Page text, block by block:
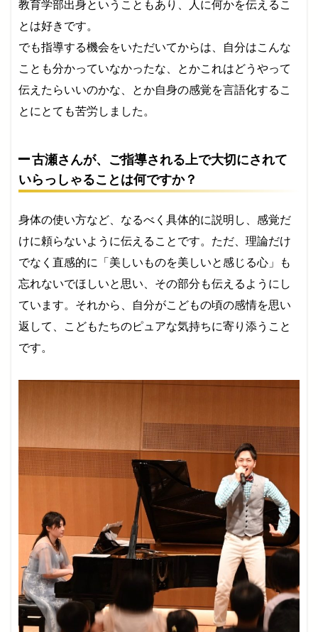
教育学部出身ということもあり、人に何かを伝えるこ
とは好きです。
でも指導する機会をいただいてからは、自分はこんな
ことも分かっていなかったな、とかこれはどうやって
伝えたらいいのかな、とか自身の感覚を言語化するこ
とにとても苦労しました。
古瀬さんが、ご指導される上で大切にされて
いらっしゃることは何ですか？
身体の使い方など、なるべく具体的に説明し、感覚だ
けに頼らないように伝えることです。ただ、理論だけ
でなく直感的に「美しいものを美しいと感じる心」も
忘れないでほしいと思い、その部分も伝えるようにし
ています。それから、自分がこどもの頃の感情を思い
返して、こどもたちのピュアな気持ちに寄り添うこと
です。